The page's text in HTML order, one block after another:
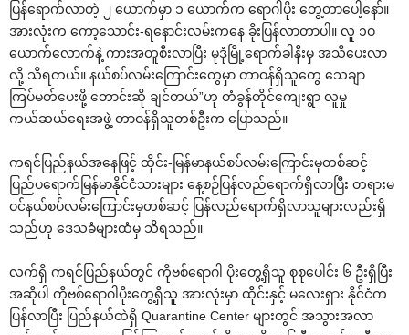
ပြန်‌ရောက်လာတဲ့ ၂ ‌ယောက်မှာ ၁ ‌ယောက်က ‌ရောဂါပိုး ‌တွေ့တာ‌ပေါ့‌နော်။
အားလုံးက ‌ကော့‌သောင်း-ရ‌နောင်းလမ်းက‌နေ ခိုးပြန်လာတာပါ။ လူ ၁ဝ
‌ယောက်‌လောက်နဲ့ ကားအတူစီးလာပြီး မုဒုံမြို့‌ရောက်ခါနီးမှ အသိ‌ပေးလာ
လို့ သိရတယ်။ နယ်စပ်လမ်း‌ကြောင်း‌တွေမှာ တာဝန်ရှိသူ‌တွေ ‌သေချာ
ကြပ်မတ်‌ပေးဖို့ ‌တောင်းဆို ချင်တယ်”ဟု တံခွန်တိုင်‌ကျေးရွာ လူမှု
ကယ်ဆယ်‌ရေးအဖွဲ့ တာဝန်ရှိသူတစ်ဦးက ‌ပြောသည်။
ကရင်ပြည်နယ်အ‌နေဖြင့် ထိုင်း-မြန်မာနယ်စပ်လမ်း‌ကြောင်းမှတစ်ဆင့်
ပြည်ပ‌ရောက်မြန်မာနိုင်ငံသားများ ‌နေ့စဉ်ပြန်လည်‌ရောက်ရှိလာပြီး တရားမ
ဝင်နယ်စပ်လမ်း‌ကြောင်းမှတစ်ဆင့် ပြန်လည်‌ရောက်ရှိလာသူများလည်းရှိ
သည်ဟု ‌ဒေသခံများထံမှ သိရသည်။
လက်ရှိ ကရင်ပြည်နယ်တွင် ကိုဗစ်‌ရောဂါ ပိုး‌တွေ့ရှိသူ စုစု‌ပေါင်း ၆ ဦးရှိပြီး
အဆိုပါ ကိုဗစ်‌ရောဂါပိုး‌တွေ့ရှိသူ အားလုံးမှာ ထိုင်းနှင့် မ‌လေးရှား နိုင်ငံက
ပြန်လာပြီး ပြည်နယ်ထဲရှိ Quarantine Center များတွင် အသွားအလာ